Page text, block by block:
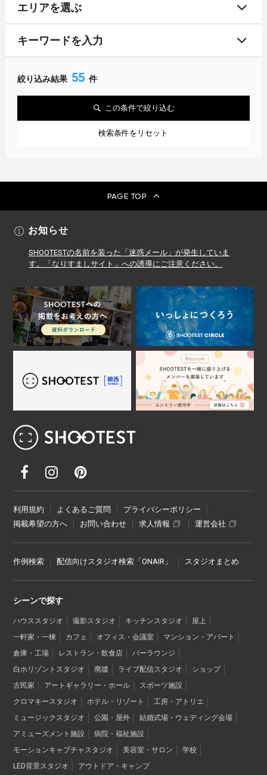
エリアを選ぶ
キーワードを入力
絞り込み結果 55 件
この条件で絞り込む
検索条件をリセット
PAGE TOP
お知らせ
SHOOTESTの名前を装った「迷惑メール」が発生していま
す。「なりすましサイト」への誘導にご注意ください。
利用規約 よくあるご質問
プライバシーポリシー
掲載希望の方へ
お問い合わせ 求人情報 運営会社
作例検索 配信向けスタジオ検索「ONAIR」 スタジオまとめ
シーンで探す
ハウススタジオ 撮影スタジオ キッチンスタジオ
屋上
一軒家・一棟
カフェ オフィス・会議室
マンション・アパート
倉庫・工場
レストラン・飲食店
バーラウンジ
白ホリゾントスタジオ
廃墟 ライブ配信スタジオ
ショップ
古民家
アートギャラリー・ホール
スポーツ施設
クロマキースタジオ
ホテル・リゾート
工房・アトリエ
ミュージックスタジオ
公園・屋外
結婚式場・ウェディング会場
アミューズメント施設
病院・福祉施設
モーションキャプチャスタジオ
美容室・サロン
学校
LED背景スタジオ
アウトドア・キャンプ